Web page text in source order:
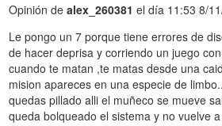
Opinión dealex_260381 el día 11:53 8/
Le pongo un 7 porque tiene errores de
de hacer deprisa y corriendo un juego
cuando te matan ,te matas desde una
mision apareces en una especie de
quedas pillado alli el muñeco se mueve
queda bolqueado el sistema y no vuelve